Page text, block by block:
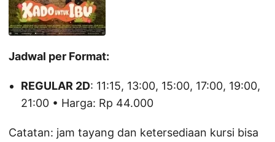
Jadwal per Format:
REGULAR 2D: 11:15, 13:00, 15:00, 17:00, 19:00,
21:00 • Harga: Rp 44.000
Catatan: jam tayang dan ketersediaan kursi bisa